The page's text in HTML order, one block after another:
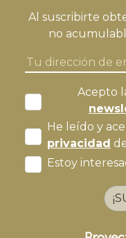
Al suscribirte
no
Acepto
He leído y
privacidad
Estoy